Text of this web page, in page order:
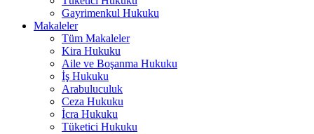
Gayrimenkul Hukuku
Makaleler
Tüm Makaleler
Kira Hukuku
Aile ve Boşanma Hukuku
İş Hukuku
Arabuluculuk
Ceza Hukuku
İcra Hukuku
Tüketici Hukuku